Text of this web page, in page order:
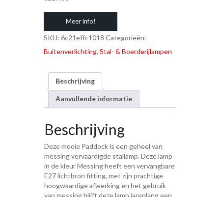
Meer info!
SKU: 6c21effc1018 Categorieën:
Buitenverlichting, Stal- & Boerderijlampen
Beschrijving
Aanvullende informatie
Beschrijving
Deze mooie Paddock is een geheel van
messing vervaardigde stallamp. Deze lamp
in de kleur Messing heeft een vervangbare
E27 lichtbron fitting, met zijn prachtige
hoogwaardige afwerking en het gebruik
van messing blijft deze lamp jarenlang een